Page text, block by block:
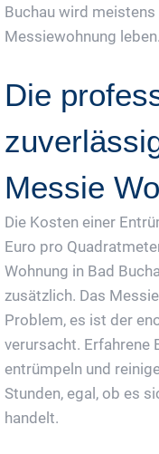
Buchau wird
Messiewohnung leben.
Die
Messie
Die Kosten einer
Euro pro
Wohnung in Bad
zusätzlich. Das
Problem, es ist der
verursacht. Erfahrene
entrümpeln und
Stunden, egal, ob es
handelt.